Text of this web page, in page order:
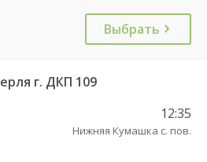
Выбрать
г. ДКП 109
12:35
Нижняя Кумашка с. пов.